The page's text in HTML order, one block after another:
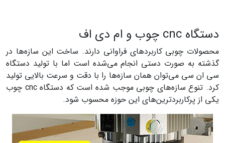
دستگاه cnc چوب و ام دی اف
محصولات چوبی کاربردهای فراوانی دارند. ساخت این سازه‌ها در
گذشته به صورت دستی انجام می‌شده است اما با تولید دستگاه
سی ان سی می‌توان همان سازه‌ها را با دقت و سرعت بالایی تولید
کرد. تنوع سازه‌های چوبی موجب شده است که دستگاه cnc چوب
یکی از پرکاربردترین‌های این حوزه محسوب شود.